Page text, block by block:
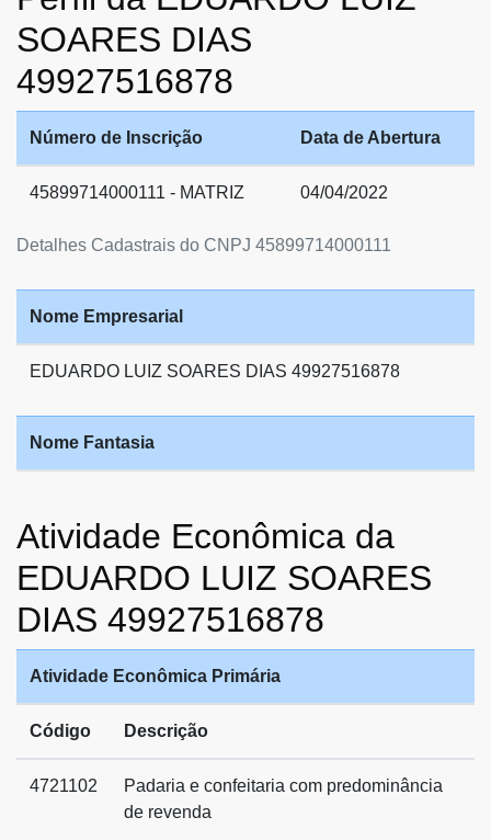
SOARES DIAS
49927516878
Detalhes Cadastrais do CNPJ 45899714000111
Número de Inscrição Data de Abertura
45899714000111 - MATRIZ 04/04/2022
Nome Empresarial
EDUARDO LUIZ SOARES DIAS 49927516878
Nome Fantasia
Atividade Econômica da
EDUARDO LUIZ SOARES
DIAS 49927516878
Atividade Econômica Primária
Código Descrição
4721102
Padaria e confeitaria com predominância
de revenda